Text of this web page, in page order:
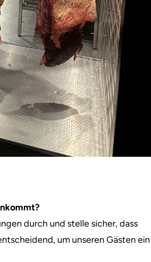
durch und stelle sicher, dass
um unseren Gästen ein